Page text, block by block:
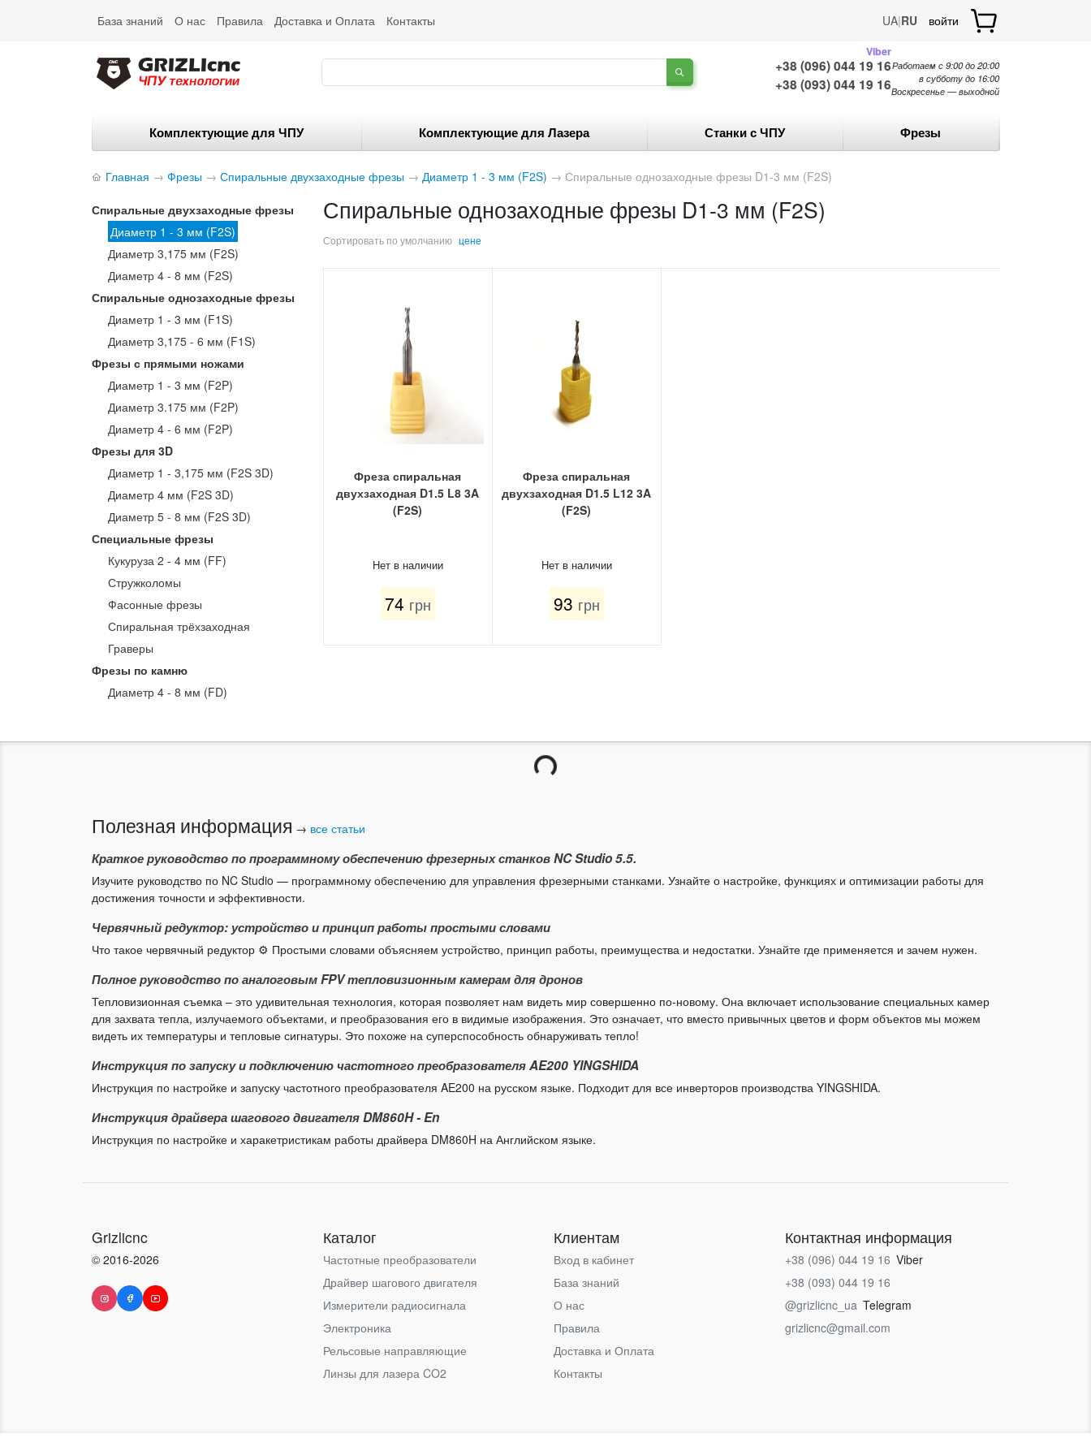
База знаний О нас Правила Доставка и Оплата Контакты UA|RU войти
+38 (096) 044 19 16
Viber
+38 (093) 044 19 16
Работаем с 9:00 до 20:00
в субботу до 16:00
Воскресенье — выходной
Комплектующие для ЧПУ Комплектующие для Лазера Станки с ЧПУ Фрезы
Главная → Фрезы → Спиральные двухзаходные фрезы → Диаметр 1 - 3 мм (F2S) → Спиральные однозаходные фрезы D1-3 мм (F2S)
Спиральные двухзаходные фрезы
Диаметр 1 - 3 мм (F2S)
Диаметр 3,175 мм (F2S)
Диаметр 4 - 8 мм (F2S)
Спиральные однозаходные фрезы
Диаметр 1 - 3 мм (F1S)
Диаметр 3,175 - 6 мм (F1S)
Фрезы с прямыми ножами
Диаметр 1 - 3 мм (F2P)
Диаметр 3.175 мм (F2P)
Диаметр 4 - 6 мм (F2P)
Фрезы для 3D
Диаметр 1 - 3,175 мм (F2S 3D)
Диаметр 4 мм (F2S 3D)
Диаметр 5 - 8 мм (F2S 3D)
Специальные фрезы
Кукуруза 2 - 4 мм (FF)
Стружколомы
Фасонные фрезы
Спиральная трёхзаходная
Граверы
Фрезы по камню
Диаметр 4 - 8 мм (FD)
Спиральные однозаходные фрезы D1-3 мм (F2S)
Сортировать по умолчанию цене
Фреза спиральная
двухзаходная D1.5 L8 3A
(F2S)
Нет в наличии
74 грн
Фреза спиральная
двухзаходная D1.5 L12 3A
(F2S)
Нет в наличии
93 грн
Загрузка...
Полезная информация → все статьи
Краткое руководство по программному обеспечению фрезерных станков NC Studio 5.5.
Изучите руководство по NC Studio — программному обеспечению для управления фрезерными станками. Узнайте о настройке, функциях и оптимизации работы для
достижения точности и эффективности.
Червячный редуктор: устройство и принцип работы простыми словами
Что такое червячный редуктор ⚙️ Простыми словами объясняем устройство, принцип работы, преимущества и недостатки. Узнайте где применяется и зачем нужен.
Полное руководство по аналоговым FPV тепловизионным камерам для дронов
Тепловизионная съемка – это удивительная технология, которая позволяет нам видеть мир совершенно по-новому. Она включает использование специальных камер
для захвата тепла, излучаемого объектами, и преобразования его в видимые изображения. Это означает, что вместо привычных цветов и форм объектов мы можем
видеть их температуры и тепловые сигнатуры. Это похоже на суперспособность обнаруживать тепло!
Инструкция по запуску и подключению частотного преобразователя AE200 YINGSHIDA
Инструкция по настройке и запуску частотного преобразователя AE200 на русском языке. Подходит для все инверторов производства YINGSHIDA.
Инструкция драйвера шагового двигателя DM860H - En
Инструкция по настройке и харакетристикам работы драйвера DM860H на Английском языке.
Grizlicnc
© 2016-2026
Каталог
Частотные преобразователи
Драйвер шагового двигателя
Измерители радиосигнала
Электроника
Рельсовые направляющие
Линзы для лазера CO2
Клиентам
Вход в кабинет
База знаний
О нас
Правила
Доставка и Оплата
Контакты
Контактная информация
+38 (096) 044 19 16 Viber
+38 (093) 044 19 16
@grizlicnc_ua Telegram
grizlicnc@gmail.com